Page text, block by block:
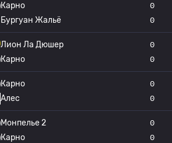
Карно
Бургуан Жальё
0
0
Лион Ла Дюшер
Карно
0
0
Карно
Алес
0
0
Монпелье 2
Карно
0
0